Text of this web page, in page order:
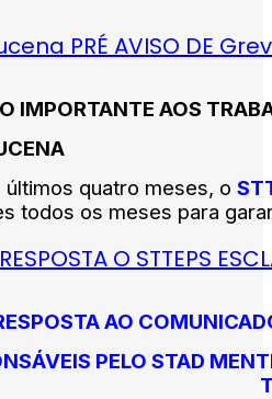
PRÉ AVISO DE
IMPORTANTE AOS
quatro meses, o
todos os meses para
O STTEPS
AO
PELO STAD